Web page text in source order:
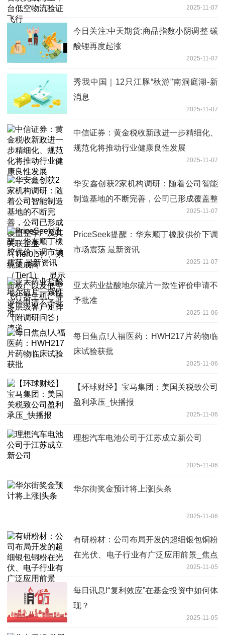
2025-11-07
今日关注:中天期货:商品指数小阴调整 碳
酸锂再度起涨
2025-11-07
秀我中国｜12只江豚“秋游”南洞庭湖-新
消息
2025-11-07
中信证券：黄金税收新政进一步精细化、
规范化将推动行业健康良性发展
2025-11-07
华安鑫创获2家机构调研：随着公司智能
制造基地的不断完善，公司已形成覆盖整
车厂及其关联企业（Tier0.5）、系统集
成商（Tier1）、显示面板厂以及低空飞
行器主机厂等多层级客户矩阵（附调研问
2025-11-07
PriceSeek提醒：华东顺丁橡胶供价下调
市场震荡 最新资讯
2025-11-07
亚太药业盐酸地尔硫片一致性评价申请不
予批准
2025-11-06
每日焦点!人福医药：HWH217片药物临
床试验获批
2025-11-06
【环球财经】宝马集团：美国关税致公司
盈利承压_快播报
2025-11-06
理想汽车电池公司于江苏成立新公司
2025-11-06
华尔街奖金预计将上涨|头条
2025-11-06
有研粉材：公司布局开发的超细银包铜粉
在光伏、电子行业有广泛应用前景_焦点
2025-11-05
每日讯息!“复利效应”在基金投资中如何体
现？
2025-11-05